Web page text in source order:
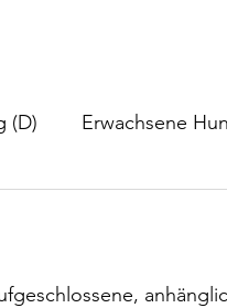
(D) Erwachsene